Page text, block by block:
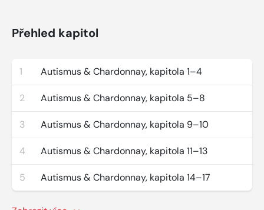
Přehled kapitol
1 Autismus & Chardonnay, kapitola 1–4
2 Autismus & Chardonnay, kapitola 5–8
3 Autismus & Chardonnay, kapitola 9–10
4 Autismus & Chardonnay, kapitola 11–13
5 Autismus & Chardonnay, kapitola 14–17